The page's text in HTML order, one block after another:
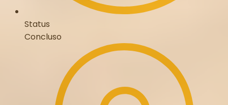
Status
Concluso